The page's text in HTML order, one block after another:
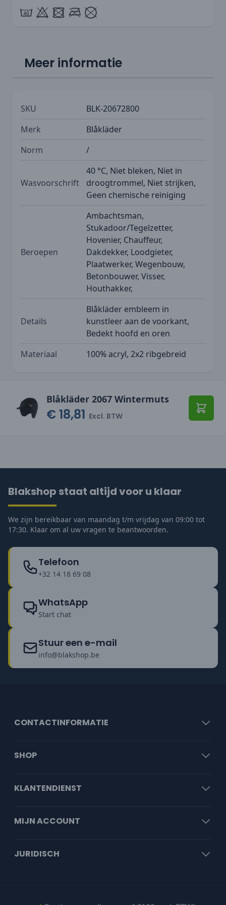
Meer informatie
SKU
BLK-20672800
Merk
Blåkläder
Norm
/
Wasvoorschrift
40 °C, Niet bleken, Niet in
droogtrommel, Niet strijken,
Geen chemische reiniging
Beroepen
Ambachtsman,
Stukadoor/Tegelzetter,
Hovenier, Chauffeur,
Dakdekker, Loodgieter,
Plaatwerker, Wegenbouw,
Betonbouwer, Visser,
Houthakker,
Details
Blåkläder embleem in
kunstleer aan de voorkant,
Bedekt hoofd en oren
Materiaal
100% acryl, 2x2 ribgebreid
Blåkläder 2067 Wintermuts
€ 18,81 Excl. BTW
Blakshop staat altijd voor u klaar
We zijn bereikbaar van maandag t/m vrijdag van 09:00 tot
17:30. Klaar om al uw vragen te beantwoorden.
Telefoon
+32 14 18 69 08
WhatsApp
Start chat
Stuur een e-mail
info@blakshop.be
CONTACTINFORMATIE
SHOP
KLANTENDIENST
MIJN ACCOUNT
JURIDISCH